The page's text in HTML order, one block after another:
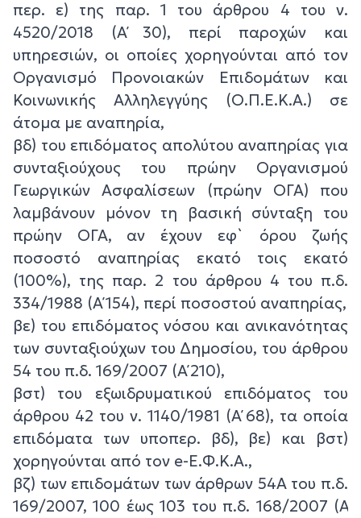
περ. ε) της παρ. 1 του άρθρου 4 του ν.
4520/2018 (Α΄ 30), περί παροχών και
υπηρεσιών, οι οποίες χορηγούνται από τον
Οργανισμό Προνοιακών Επιδομάτων και
Κοινωνικής Αλληλεγγύης (Ο.Π.Ε.Κ.Α.) σε
άτομα με αναπηρία,
βδ) του επιδόματος απολύτου αναπηρίας για
συνταξιούχους του πρώην Οργανισμού
Γεωργικών Ασφαλίσεων (πρώην ΟΓΑ) που
λαμβάνουν μόνον τη βασική σύνταξη του
πρώην ΟΓΑ, αν έχουν εφ` όρου ζωής
ποσοστό αναπηρίας εκατό τοις εκατό
(100%), της παρ. 2 του άρθρου 4 του π.δ.
334/1988 (Α΄ 154), περί ποσοστού αναπηρίας,
βε) του επιδόματος νόσου και ανικανότητας
των συνταξιούχων του Δημοσίου, του άρθρου
54 του π.δ. 169/2007 (Α΄ 210),
βστ) του εξωιδρυματικού επιδόματος του
άρθρου 42 του ν. 1140/1981 (Α΄ 68), τα οποία
επιδόματα των υποπερ. βδ), βε) και βστ)
χορηγούνται από τον e-Ε.Φ.Κ.Α.,
βζ) των επιδομάτων των άρθρων 54Α του π.δ.
169/2007, 100 έως 103 του π.δ. 168/2007 (Α΄